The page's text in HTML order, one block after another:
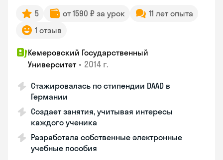
5 от 1590 ₽ за урок
11 лет опыта
1 отзыв
Кемеровский Государственный
Университет • 2014 г.
Стажировалась по стипендии DAAD в
Германии
Создает занятия, учитывая интересы
каждого ученика
Разработала собственные электронные
учебные пособия